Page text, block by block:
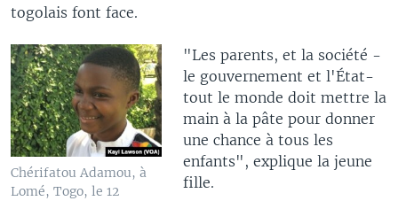
togolais font face.
Chérifatou Adamou, à
Lomé, Togo, le 12
"Les parents, et la société -
le gouvernement et l'État-
tout le monde doit mettre la
main à la pâte pour donner
une chance à tous les
enfants", explique la jeune
fille.